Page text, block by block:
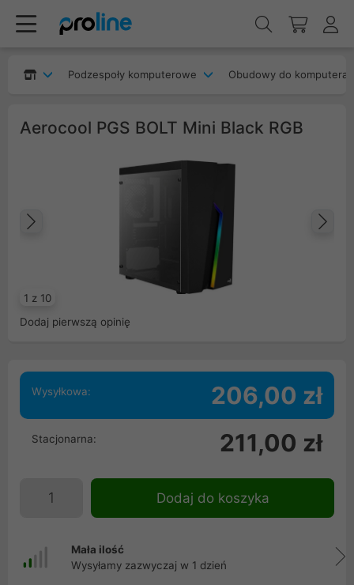
Podzespoły komputerowe Obudowy do komputera
Aerocool PGS BOLT Mini Black RGB
1 z 10
Dodaj pierwszą opinię
Wysyłkowa: 206,00 zł
Stacjonarna: 211,00 zł
Dodaj do koszyka
Mała ilość
Wysyłamy zazwyczaj w 1 dzień